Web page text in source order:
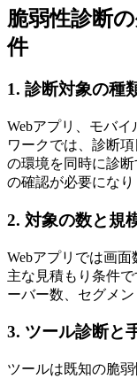
脆弱性診断
件
1. 診断対象の種
Webアプリ、モバ
ワークでは、診断
の環境を同時に診
の確認が必要になり
2. 対象の数と規
Webアプリでは画
主な見積もり条件
ーバー数、セグメ
3. ツール診断と
ツールは既知の脆